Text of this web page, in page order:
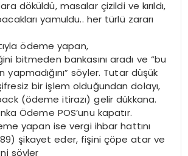
döküldü, masalar çizildi ve kırıldı,
yamuldu.. her türlü zararı
ödeme yapan,
bitmeden bankasını aradı ve “bu
yapmadığını” söyler. Tutar düşük
bir işlem olduğundan dolayı,
(ödeme itirazı) gelir dükkana.
Ödeme POS’unu kapatır.
yapan ise vergi ihbar hattını
şikayet eder, fişini çöpe atar ve
söyler